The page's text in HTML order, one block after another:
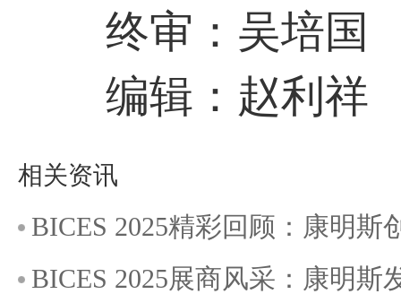
终审：吴培国
编辑：赵利祥
相关资讯
BICES 2025精彩回顾：康明
BICES 2025展商风采：康明斯发布